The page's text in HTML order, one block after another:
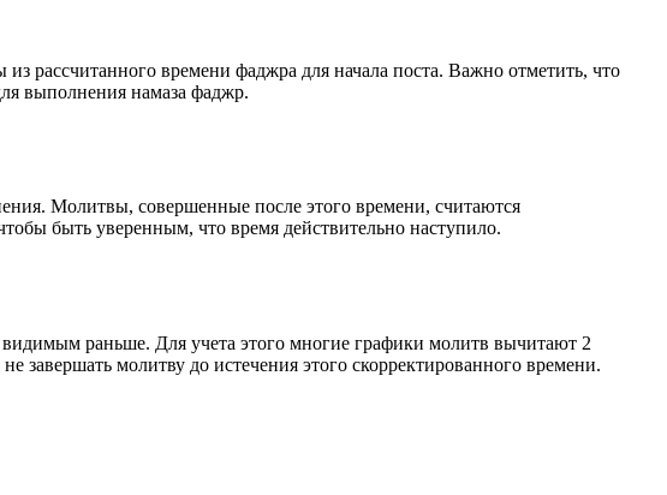
рассчитанного времени фаджра для начала поста. Важно отметить, что
выполнения намаза фаджр.
Молитвы, совершенные после этого времени, считаются
быть уверенным, что время действительно наступило.
раньше. Для учета этого многие графики молитв вычитают 2
молитву до истечения этого скорректированного времени.